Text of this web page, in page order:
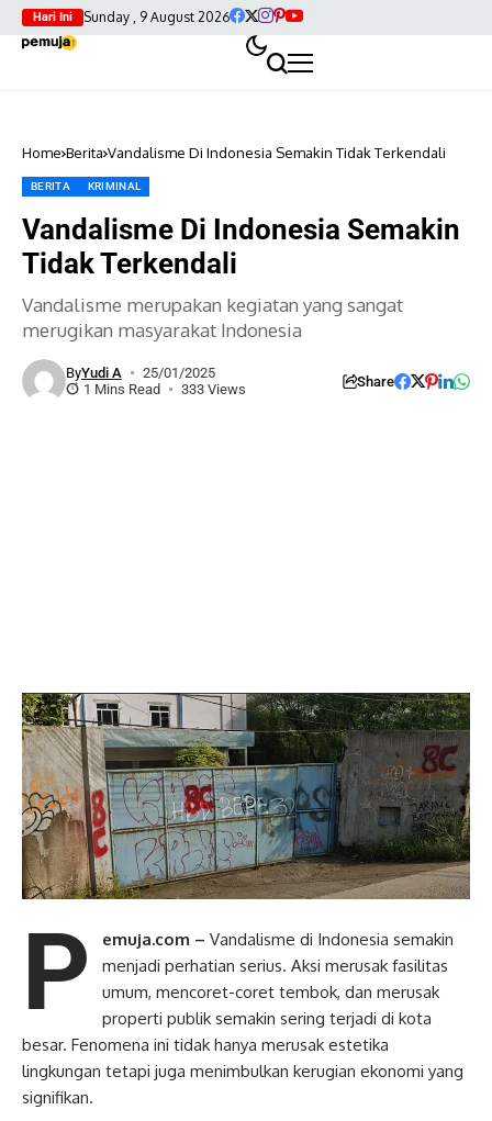
Hari Ini Sunday , 9 August 2026
Home Berita Vandalisme Di Indonesia Semakin Tidak Terkendali
BERITA KRIMINAL
Vandalisme Di Indonesia Semakin
Tidak Terkendali
Vandalisme merupakan kegiatan yang sangat
merugikan masyarakat Indonesia
ByYudi A
25/01/2025
1 Mins Read
333 Views Share
P emuja.com – Vandalisme di Indonesia semakin
menjadi perhatian serius. Aksi merusak fasilitas
umum, mencoret-coret tembok, dan merusak
properti publik semakin sering terjadi di kota
besar. Fenomena ini tidak hanya merusak estetika
lingkungan tetapi juga menimbulkan kerugian ekonomi yang
signifikan.